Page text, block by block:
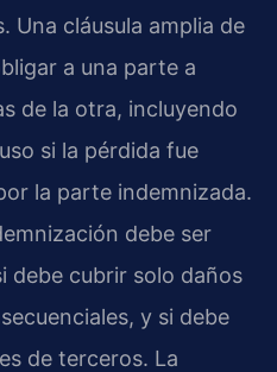
Una cláusula amplia de
a una parte a
de la otra, incluyendo
si la pérdida fue
la parte indemnizada.
debe ser
debe cubrir solo daños
y si debe
de terceros. La